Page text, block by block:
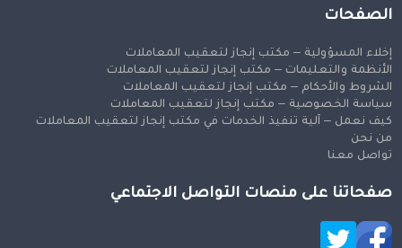
الصفحات
إخلاء المسؤولية – مكتب إنجاز لتعقيب المعاملات
الأنظمة والتعليمات – مكتب إنجاز لتعقيب المعاملات
الشروط والأحكام – مكتب إنجاز لتعقيب المعاملات
سياسة الخصوصية – مكتب إنجاز لتعقيب المعاملات
كيف نعمل – آلية تنفيذ الخدمات في مكتب إنجاز لتعقيب المعاملات
من نحن
تواصل معنا
صفحاتنا على منصات التواصل الاجتماعي